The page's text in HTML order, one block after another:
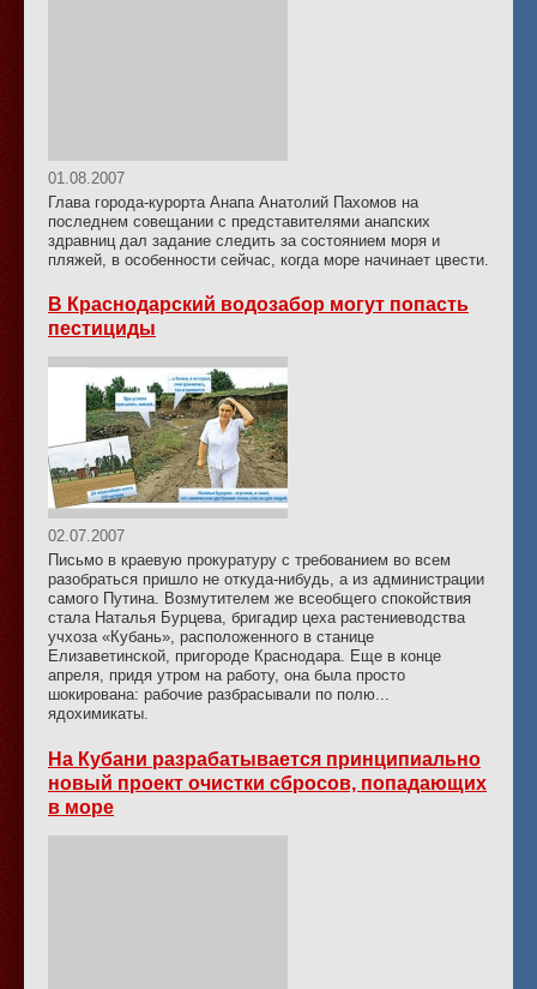
01.08.2007
Глава города-курорта Анапа Анатолий Пахомов на
последнем совещании с представителями анапских
здравниц дал задание следить за состоянием моря и
пляжей, в особенности сейчас, когда море начинает цвести.
В Краснодарский водозабор могут попасть
пестициды
02.07.2007
Письмо в краевую прокуратуру с требованием во всем
разобраться пришло не откуда-нибудь, а из администрации
самого Путина. Возмутителем же всеобщего спокойствия
стала Наталья Бурцева, бригадир цеха растениеводства
учхоза «Кубань», расположенного в станице
Елизаветинской, пригороде Краснодара. Еще в конце
апреля, придя утром на работу, она была просто
шокирована: рабочие разбрасывали по полю...
ядохимикаты.
На Кубани разрабатывается принципиально
новый проект очистки сбросов, попадающих
в море